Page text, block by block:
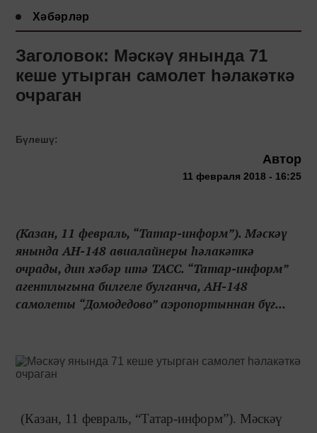
Хәбәрләр
Заголовок: Мәскәү янында 71
кеше утырган самолет һәлакәткә
очраган
Бүлешү:
Автор
11 февраля 2018 - 16:25
(Казан, 11 февраль, “Татар-информ”). Мәскәү
янында АН-148 авиалайнеры һәлакәткә
очрады, дип хәбәр итә ТАСС. “Татар-информ”
агентлыгына билгеле булганча, АН-148
самолеты “Домодедово” аэропортыннан бүг...
(Казан, 11 февраль, “Татар-информ”). Мәскәү